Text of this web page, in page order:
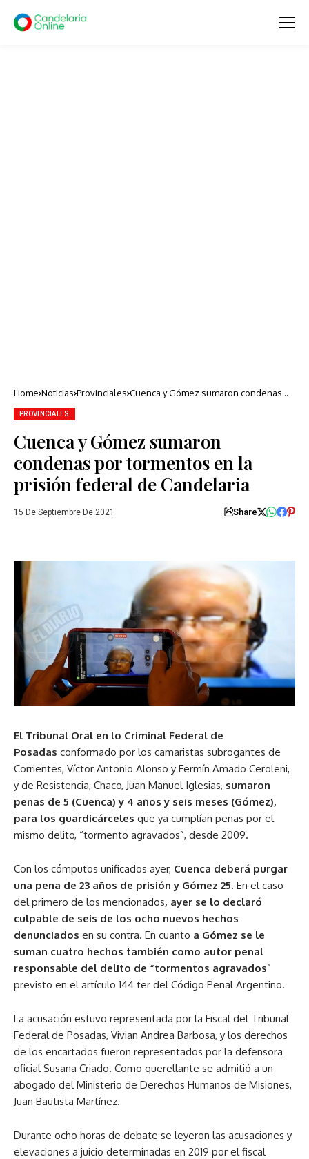
Home Noticias Provinciales Cuenca y Gómez sumaron condenas
PROVINCIALES
Cuenca y Gómez sumaron
condenas por tormentos en la
prisión federal de Candelaria
15 De Septiembre De 2021 Share
El Tribunal Oral en lo Criminal Federal de
Posadas conformado por los camaristas subrogantes de
Corrientes, Víctor Antonio Alonso y Fermín Amado Ceroleni,
y de Resistencia, Chaco, Juan Manuel Iglesias, sumaron
penas de 5 (Cuenca) y 4 años y seis meses (Gómez),
para los guardicárceles que ya cumplían penas por el
mismo delito, “tormento agravados”, desde 2009.
Con los cómputos unificados ayer, Cuenca deberá purgar
una pena de 23 años de prisión y Gómez 25. En el caso
del primero de los mencionados, ayer se lo declaró
culpable de seis de los ocho nuevos hechos
denunciados en su contra. En cuanto a Gómez se le
suman cuatro hechos también como autor penal
responsable del delito de “tormentos agravados”
previsto en el artículo 144 ter del Código Penal Argentino.
La acusación estuvo representada por la Fiscal del Tribunal
Federal de Posadas, Vivian Andrea Barbosa, y los derechos
de los encartados fueron representados por la defensora
oficial Susana Criado. Como querellante se admitió a un
abogado del Ministerio de Derechos Humanos de Misiones,
Juan Bautista Martínez.
Durante ocho horas de debate se leyeron las acusaciones y
elevaciones a juicio determinadas en 2019 por el fiscal